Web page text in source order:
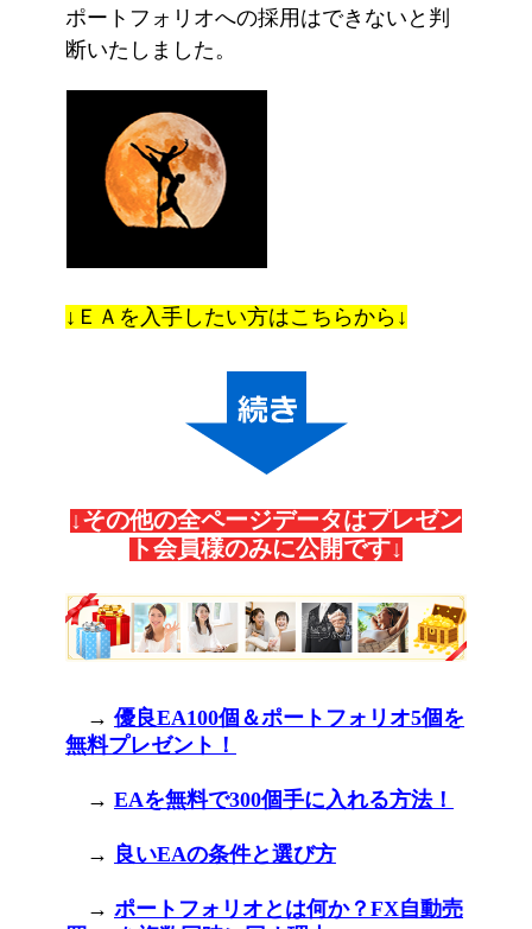
ポートフォリオへの採用はできないと判
断いたしました。
↓ＥＡを入手したい方はこちらから↓
↓その他の全ページデータはプレゼン
ト会員様のみに公開です↓
→ 優良EA100個＆ポートフォリオ5個を
無料プレゼント！
→ EAを無料で300個手に入れる方法！
→ 良いEAの条件と選び方
→ ポートフォリオとは何か？FX自動売